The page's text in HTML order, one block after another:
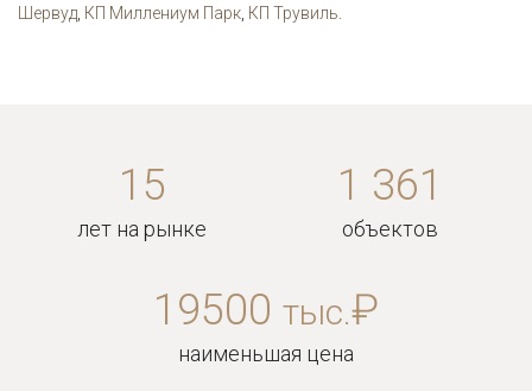
Шервуд КП Миллениум Парк КП Трувиль
15
лет на рынке
1 361
объектов
19500 тыс. ₽
наименьшая цена